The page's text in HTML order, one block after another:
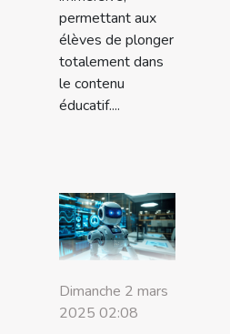
permettant aux
élèves de plonger
totalement dans
le contenu
éducatif....
Dimanche 2 mars
2025 02:08